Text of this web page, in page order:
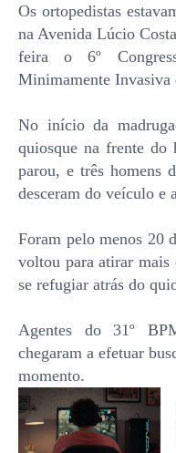
Os ortopedistas
na Avenida Lúcio
feira o 6º
Minimamente Invasiva
No início da
quiosque na frente
parou, e três homens
desceram do veículo e
Foram pelo menos 20
voltou para atirar mais
se refugiar atrás do
Agentes do 31º
chegaram a efetuar
momento.